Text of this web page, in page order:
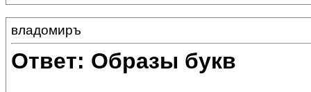
владомиръ
Ответ: Образы букв